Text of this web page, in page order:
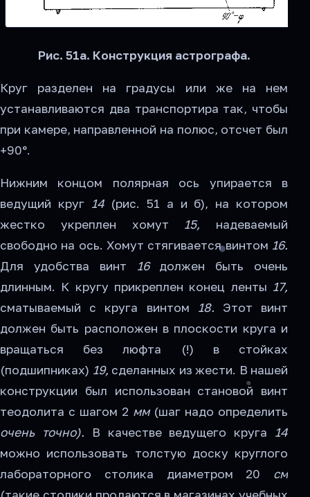
Рис. 51а. Конструкция астрографа.
Круг разделен на градусы или же на нем
устанавливаются два транспортира так, чтобы
при камере, направленной на полюс, отсчет был
+90°.
Нижним концом полярная ось упирается в
ведущий круг 14(рис. 51 а и б), на котором
жестко укреплен хомут 15, надеваемый
свободно на ось. Хомут стягивается винтом 16.
Для удобства винт 16должен быть очень
длинным. К кругу прикреплен конец ленты 17,
сматываемый с круга винтом 18. Этот винт
должен быть расположен в плоскости круга и
вращаться без люф­та (!) в стойках
(подшипниках) 19, сделанных из жести. В нашей
конструкции был использован становой винт
теодолита с шагом 2 мм(шаг надо определить
очень точно). В качестве ведущего круга 14
можно использовать толстую доску круглого
лабораторного столика диаметром 20 см